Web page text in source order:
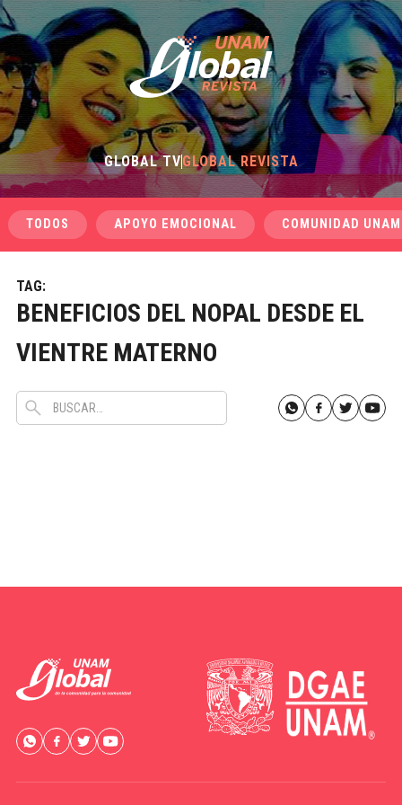
GLOBAL TVGLOBAL REVISTA
TODOS APOYO EMOCIONAL COMUNIDAD UNAM
TAG:
BENEFICIOS DEL NOPAL DESDE EL
VIENTRE MATERNO